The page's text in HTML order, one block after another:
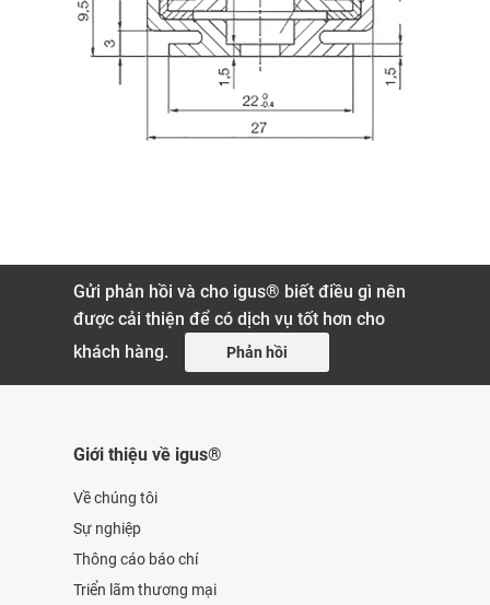
Gửi phản hồi và cho igus® biết điều gì nên
được cải thiện để có dịch vụ tốt hơn cho
khách hàng.
Phản hồi
Giới thiệu về igus®
Về chúng tôi
Sự nghiệp
Thông cáo báo chí
Triển lãm thương mại